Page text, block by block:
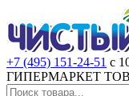
+7 (495) 151-24-51 с
ГИПЕРМАРКЕТ